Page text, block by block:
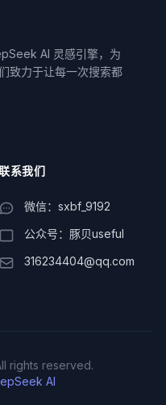
AI 灵感引擎，为
致力于让每一次搜索都
系我们
微信：sxbf_9192
公众号：豚贝useful
316234404@qq.com
rights reserved.
AI